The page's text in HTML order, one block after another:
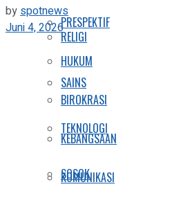
PRESPEKTIF
HUKUM
BIROKRASI
KEBANGSAAN
KOMUNIKASI
RELIGI
SAINS
TEKNOLOGI
SOSOK
by spotnews
Juni 4, 2026